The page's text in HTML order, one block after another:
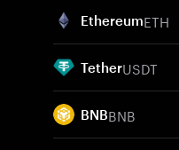
EthereumETH
TetherUSDT
BNBBNB